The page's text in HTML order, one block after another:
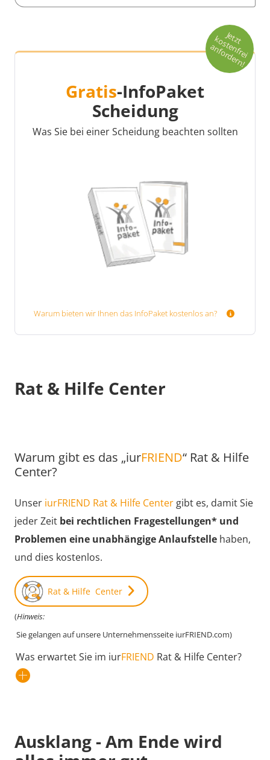
Gratis-InfoPaket
Scheidung
Was Sie bei einer Scheidung beachten sollten
Je
t
z
t
k
o
s
t
e
n
fr
e
i
a
n
fo
r
d
e
r
n
!
Warum bieten wir Ihnen das InfoPaket kostenlos an?
Rat & Hilfe Center
Warum gibt es das „iurFRIEND“ Rat & Hilfe
Center?
Unser iurFRIEND Rat & Hilfe Center gibt es, damit Sie
jeder Zeit bei rechtlichen Fragestellungen* und
Problemen eine unabhängige Anlaufstelle haben,
und dies kostenlos.
Rat & Hilfe Center
(Hinweis:
Sie gelangen auf unsere Unternehmensseite iurFRIEND.com)
Was erwartet Sie im iurFRIEND Rat & Hilfe Center?
Ausklang - Am Ende wird